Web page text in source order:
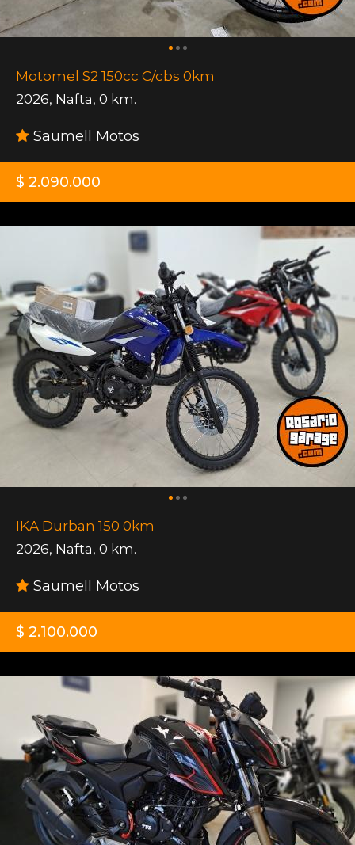
Motomel S2 150cc C/cbs 0km
2026, Nafta, 0 km.
Saumell Motos
$ 2.090.000
IKA Durban 150 0km
2026, Nafta, 0 km.
Saumell Motos
$ 2.100.000